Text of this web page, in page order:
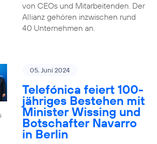
von CEOs und Mitarbeitenden. Der
Allianz gehören inzwischen rund
40 Unternehmen an.
05. Juni 2024
Telefónica feiert 100-
jähriges Bestehen mit
Minister Wissing und
Botschafter Navarro
in Berlin